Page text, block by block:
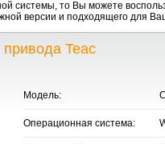
системы, то Вы можете
версии и подходящего для
Teac
Модель:
Операционная система: